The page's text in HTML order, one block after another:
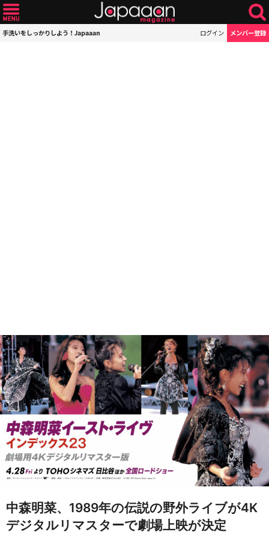
手洗いをしっかりしよう！Japaaan ログイン メンバー登録
中森明菜、1989年の伝説の野外ライブが4K
デジタルリマスターで劇場上映が決定